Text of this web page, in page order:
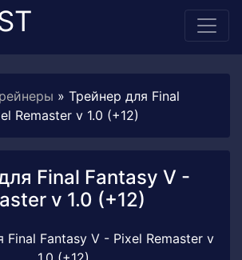
» Трейнер для Final
Remaster v 1.0 (+12)
Final Fantasy V -
v 1.0 (+12)